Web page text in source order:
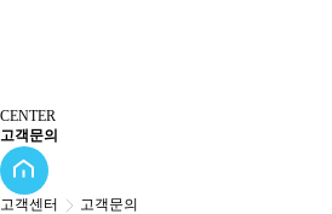
CENTER
고객문의
고객센터
고객문의